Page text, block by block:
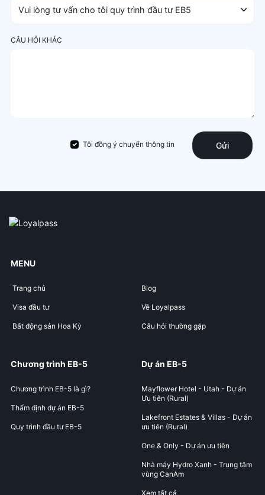
CÂU HỎI KHÁC
Tôi đồng ý chuyển thông tin Gửi
MENU
Trang chủ
Visa đầu tư
Bất động sản Hoa Kỳ
Blog
Về Loyalpass
Câu hỏi thường gặp
Chương trình EB-5
Chương trình EB-5 là gì?
Thẩm định dự án EB-5
Quy trình đầu tư EB-5
Dự án EB-5
Mayflower Hotel - Utah - Dự án
Ưu tiên (Rural)
Lakefront Estates & Villas - Dự án
ưu tiên (Rural)
One & Only - Dự án ưu tiên
Nhà máy Hydro Xanh - Trung tâm
vùng CanAm
Xem tất cả